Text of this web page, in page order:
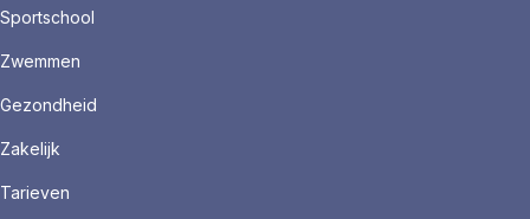
Sportschool
Zwemmen
Gezondheid
Zakelijk
Tarieven